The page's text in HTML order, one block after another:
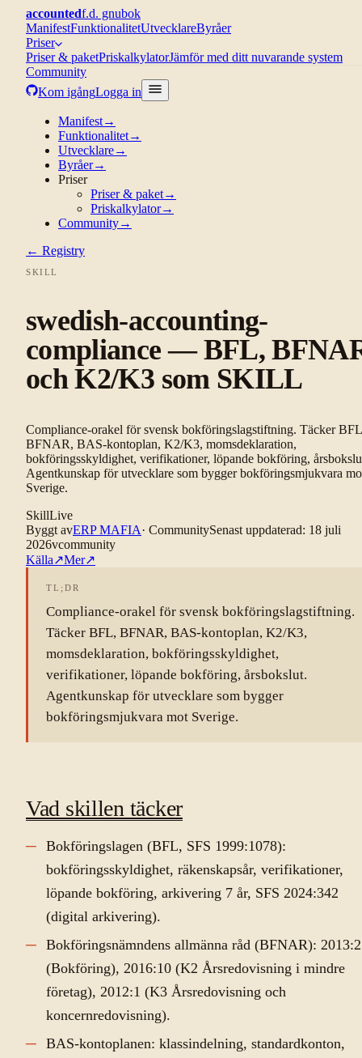
accountedf.d. gnubok
ManifestFunktionalitetUtvecklareByråer
Priser
Priser & paketPriskalkylatorJämför med ditt nuvarande system
Community
Kom igångLogga in
Manifest→
Funktionalitet→
Utvecklare→
Byråer→
Priser
Priser & paket→
Priskalkylator→
Community→
← Registry
SKILL
swedish-accounting-
compliance — BFL,
och K2/K3 som SKILL
Compliance-orakel för svensk bokföringslagstiftning. Täcker
BFNAR, BAS-kontoplan, K2/K3, momsdeklaration,
bokföringsskyldighet, verifikationer, löpande bokföring,
Agentkunskap för utvecklare som bygger bokföringsmjukvara
Sverige.
SkillLive
Byggt avERP MAFIA· CommunitySenast uppdaterad: 18 juli
2026vcommunity
Källa↗Mer↗
TL;DR
Compliance-orakel för svensk bokföringslagstiftning.
Täcker BFL, BFNAR, BAS-kontoplan, K2/K3,
momsdeklaration, bokföringsskyldighet,
verifikationer, löpande bokföring, årsbokslut.
Agentkunskap för utvecklare som bygger
bokföringsmjukvara mot Sverige.
Vad skillen täcker
Bokföringslagen (BFL, SFS 1999:1078):
bokföringsskyldighet, räkenskapsår, verifikationer,
löpande bokföring, arkivering 7 år, SFS 2024:342
(digital arkivering).
Bokföringsnämndens allmänna råd (BFNAR): 2013:2
(Bokföring), 2016:10 (K2 Årsredovisning i mindre
företag), 2012:1 (K3 Årsredovisning och
koncernredovisning).
BAS-kontoplanen: klassindelning, standardkonton,